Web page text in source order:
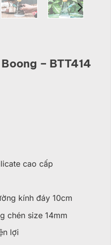
– BTT414
cao cấp
kính đáy 10cm
chén size 14mm
lợi